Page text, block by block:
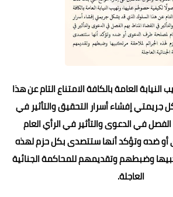
العامة بالكافة الامتناع التام عن هذا
إفشاء أسرار التحقيق والتأثير في
في الدعوى والتأثير في الرأي العام
ضده وتؤكد أنها ستتصدى بكل حزم لهذه
وضبطهم وتقديمهم للمحاكمة الجنائية
العاجلة.